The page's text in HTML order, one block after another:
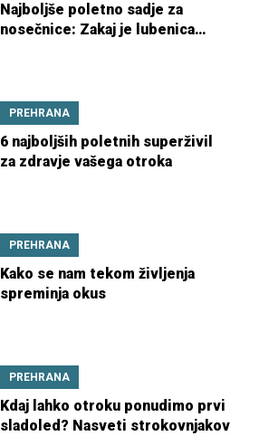
Najboljše poletno sadje za
nosečnice: Zakaj je lubenica
PREHRANA
6 najboljših poletnih superživil
za zdravje vašega otroka
PREHRANA
Kako se nam tekom življenja
spreminja okus
PREHRANA
Kdaj lahko otroku ponudimo prvi
sladoled? Nasveti strokovnjakov